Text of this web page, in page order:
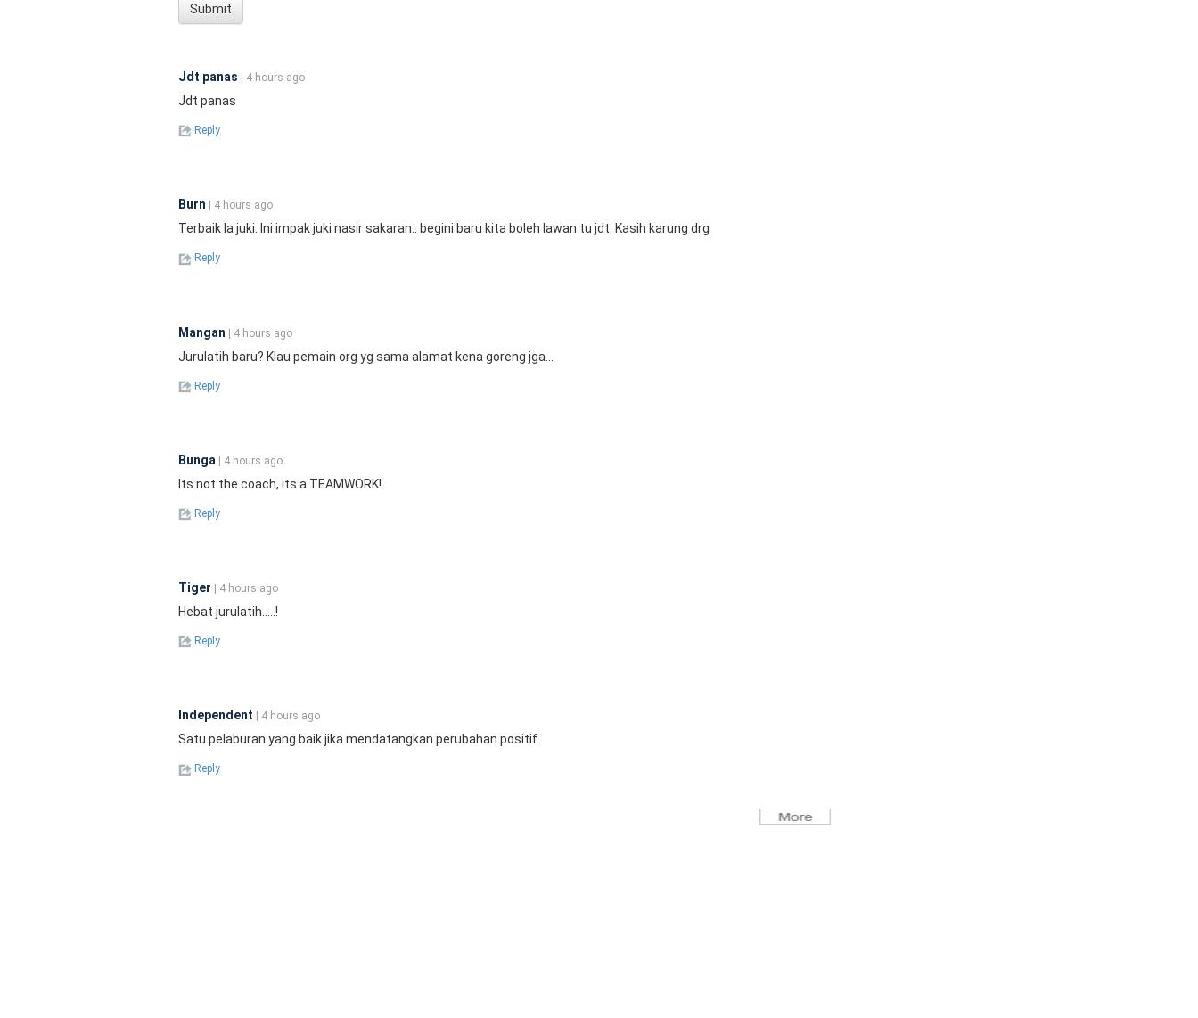
Submit
Jdt panas | 4 hours ago
Jdt panas
Reply
Burn | 4 hours ago
Terbaik la juki. Ini impak juki nasir sakaran.. begini baru kita boleh lawan tu jdt. Kasih karung drg
Reply
Mangan | 4 hours ago
Jurulatih baru? Klau pemain org yg sama alamat kena goreng jga...
Reply
Bunga| 4 hours ago
Its not the coach, its a TEAMWORK!.
Reply
Tiger | 4 hours ago
Hebat jurulatih.....!
Reply
Independent | 4 hours ago
Satu pelaburan yang baik jika mendatangkan perubahan positif.
Reply